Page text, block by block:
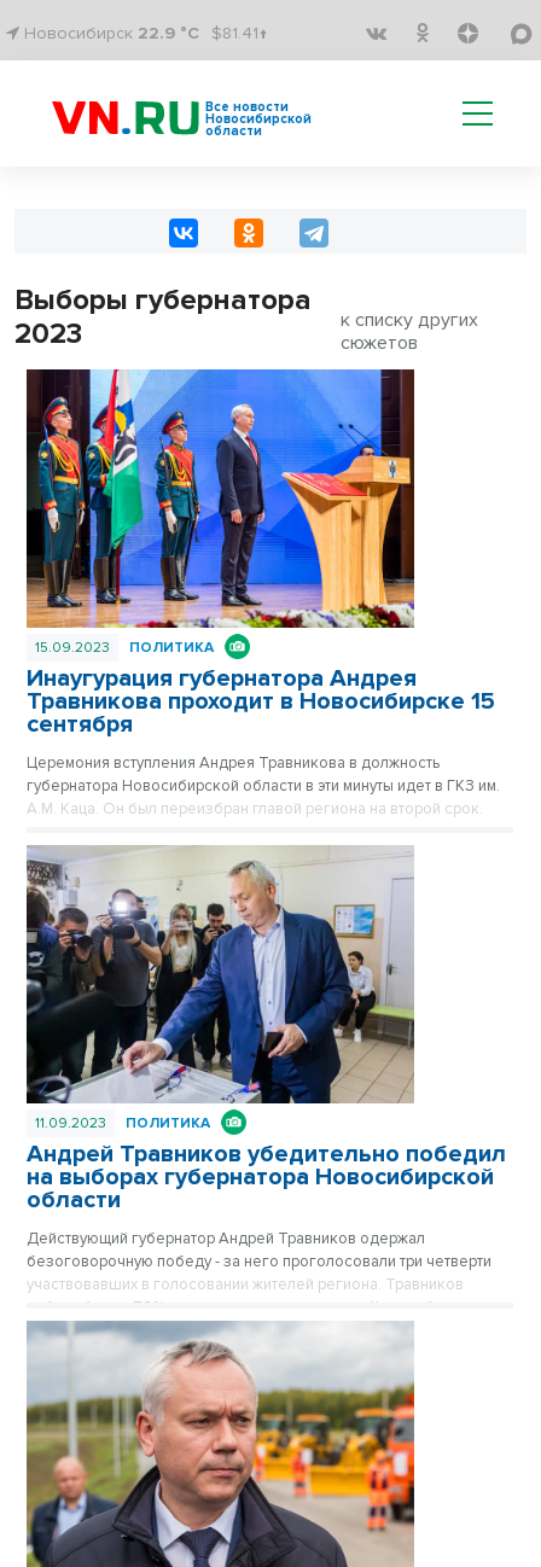
Новосибирск 22.9 °C $81.41↑
Все новости
Новосибирской
области
Выборы губернатора
2023
к списку других
сюжетов
15.09.2023 ПОЛИТИКА
Инаугурация губернатора Андрея
Травникова проходит в Новосибирске 15
сентября
Церемония вступления Андрея Травникова в должность
губернатора Новосибирской области в эти минуты идет в ГКЗ им.
А.М. Каца. Он был переизбран главой региона на второй срок.
11.09.2023 ПОЛИТИКА
Андрей Травников убедительно победил
на выборах губернатора Новосибирской
области
Действующий губернатор Андрей Травников одержал
безоговорочную победу - за него проголосовали три четверти
участвовавших в голосовании жителей региона. Травников
набрал более 76% голосов по данным на утро 11 сентября.
Председатель Общественной палаты области Галина Гриднева
заявила, что выборы в сентябре-2023 прошли «открыто,
прозрачно и без сбоев».